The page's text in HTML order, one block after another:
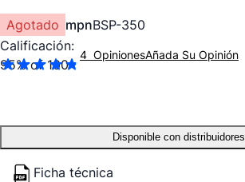
Agotado mpnBSP-350
Calificación:
95% of100
4 OpinionesAñada Su Opinión
Disponible con distribuidores
Ficha técnica